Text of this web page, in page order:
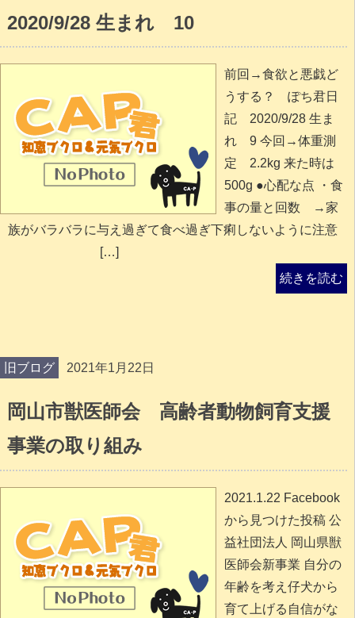
2020/9/28 生まれ 10
前回→食欲と悪戯ど
うする？ ぽち君日
記 2020/9/28 生ま
れ 9 今回→体重測
定 2.2kg 来た時は
500g ●心配な点 ・食
事の量と回数 →家
族がバラバラに与え過ぎて食べ過ぎ下痢しないように注意
[…]
続きを読む
旧ブログ 2021年1月22日
岡山市獣医師会 高齢者動物飼育支援
事業の取り組み
2021.1.22 Facebook
から見つけた投稿 公
益社団法人 岡山県獣
医師会新事業 自分の
年齢を考え仔犬から
育て上げる自信がな